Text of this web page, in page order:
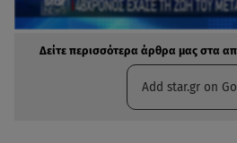
Δείτε περισσότερα άρθρα μας στα
Add star.gr on